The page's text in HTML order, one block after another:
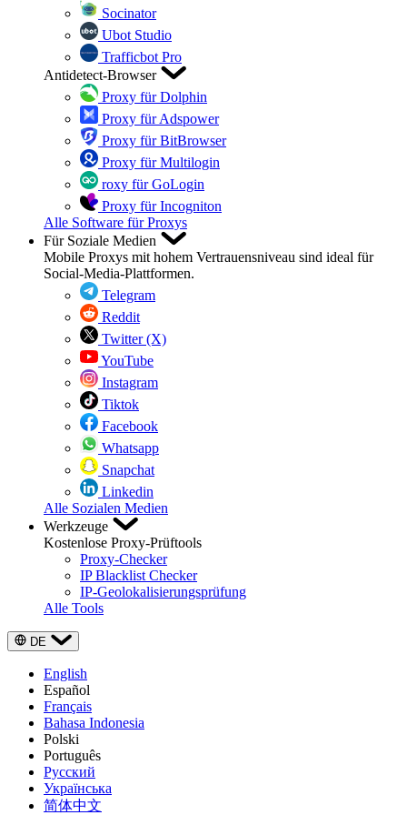
Socinator
Ubot Studio
Trafficbot Pro
Antidetect-Browser
Proxy für Dolphin
Proxy für Adspower
Proxy für BitBrowser
Proxy für Multilogin
roxy für GoLogin
Proxy für Incogniton
Alle Software für Proxys
Für Soziale Medien
Mobile Proxys mit hohem Vertrauensniveau sind ideal für
Social-Media-Plattformen.
Telegram
Reddit
Twitter (X)
YouTube
Instagram
Tiktok
Facebook
Whatsapp
Snapchat
Linkedin
Alle Sozialen Medien
Werkzeuge
Kostenlose Proxy-Prüftools
Proxy-Checker
IP Blacklist Checker
IP-Geolokalisierungsprüfung
Alle Tools
DE
English
Español
Français
Bahasa Indonesia
Polski
Português
Русский
Українська
简体中文